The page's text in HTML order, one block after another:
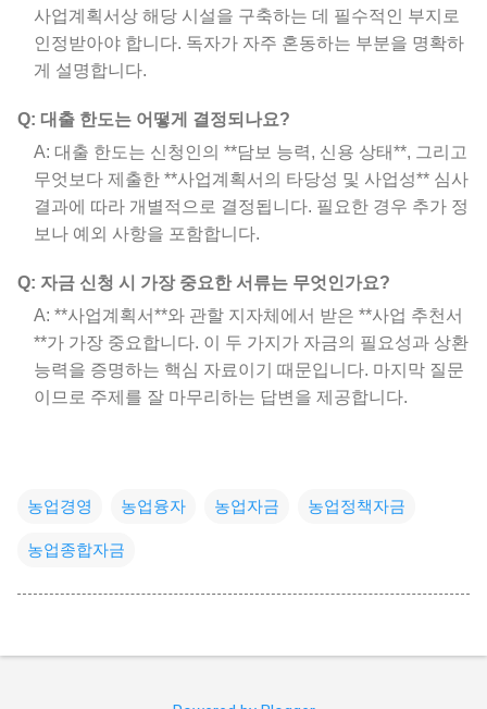
사업계획서상 해당 시설을 구축하는 데 필수적인 부지로
인정받아야 합니다. 독자가 자주 혼동하는 부분을 명확하
게 설명합니다.
Q: 대출 한도는 어떻게 결정되나요?
A: 대출 한도는 신청인의 **담보 능력, 신용 상태**, 그리고
무엇보다 제출한 **사업계획서의 타당성 및 사업성** 심사
결과에 따라 개별적으로 결정됩니다. 필요한 경우 추가 정
보나 예외 사항을 포함합니다.
Q: 자금 신청 시 가장 중요한 서류는 무엇인가요?
A: **사업계획서**와 관할 지자체에서 받은 **사업 추천서
**가 가장 중요합니다. 이 두 가지가 자금의 필요성과 상환
능력을 증명하는 핵심 자료이기 때문입니다. 마지막 질문
이므로 주제를 잘 마무리하는 답변을 제공합니다.
농업경영 농업융자 농업자금 농업정책자금
농업종합자금